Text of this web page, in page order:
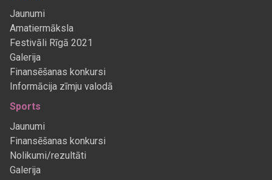
Jaunumi
Amatiermāksla
Festivāli Rīgā 2021
Galerija
Finansēšanas konkursi
Informācija zīmju valodā
Sports
Jaunumi
Finansēšanas konkursi
Nolikumi/rezultāti
Galerija